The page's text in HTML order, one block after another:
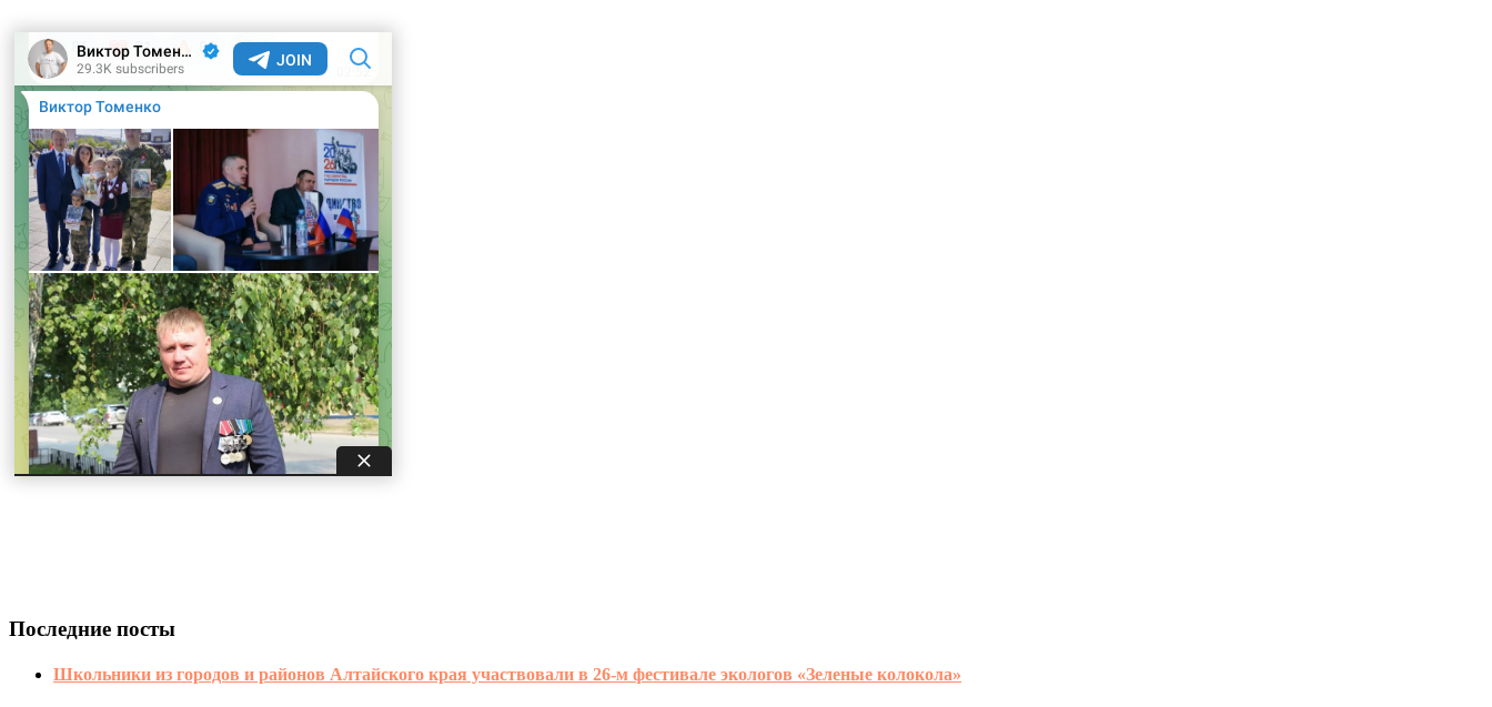
Последние посты
Школьники из городов и районов Алтайского края участвовали в 26-м фестивале экологов «Зеленые колокола»